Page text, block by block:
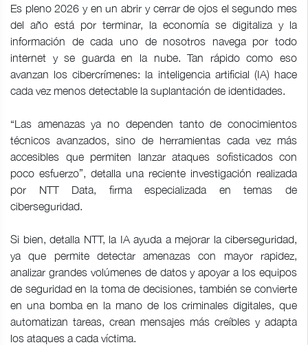
Es pleno 2026 y en un abrir y cerrar de ojos el segundo mes
del año está por terminar, la economía se digitaliza y la
información de cada uno de nosotros navega por todo
internet y se guarda en la nube. Tan rápido como eso
avanzan los cibercrímenes: la inteligencia artificial (IA) hace
cada vez menos detectable la suplantación de identidades.
“Las amenazas ya no dependen tanto de conocimientos
técnicos avanzados, sino de herramientas cada vez más
accesibles que permiten lanzar ataques sofisticados con
poco esfuerzo”, detalla una reciente investigación realizada
por NTT Data, firma especializada en temas de
ciberseguridad.
Si bien, detalla NTT, la IA ayuda a mejorar la ciberseguridad,
ya que permite detectar amenazas con mayor rapidez,
analizar grandes volúmenes de datos y apoyar a los equipos
de seguridad en la toma de decisiones, también se convierte
en una bomba en la mano de los criminales digitales, que
automatizan tareas, crean mensajes más creíbles y adapta
los ataques a cada víctima.